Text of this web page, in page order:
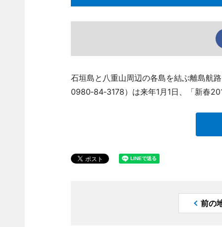
石垣島と八重山周辺の各島を結ぶ離島航
0980‐84‐3178）は来年1月1日、「新春
前の